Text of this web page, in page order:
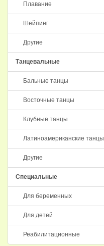
Плавание
Шейпинг
Другие
Танцевальные
Бальные танцы
Восточные танцы
Клубные танцы
Латиноамериканские танцы
Другие
Специальные
Для беременных
Для детей
Реабилитационные